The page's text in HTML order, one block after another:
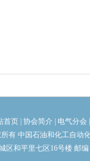
首页 协会简介 电气分会
所有 中国石油和化工自动
区和平里七区16号楼 邮编